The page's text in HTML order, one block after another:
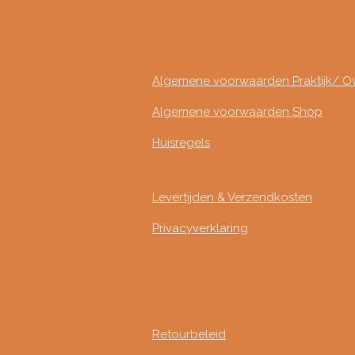
Algemene voorwaarden Praktijk/
Algemene voorwaarden Shop
Huisregels
Levertijden & Verzendkosten
Privacyverklaring
Retourbeleid